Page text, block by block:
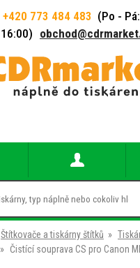
+420 773 484 483 (Po -
16:00)
Štítkovače a tiskárny štítků »
» Čistící souprava CS pro Canon